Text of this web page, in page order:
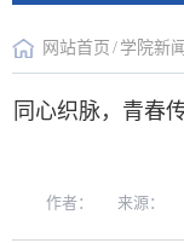
网站首页 / 学院新闻
同心织脉，青春
作者： 来源：